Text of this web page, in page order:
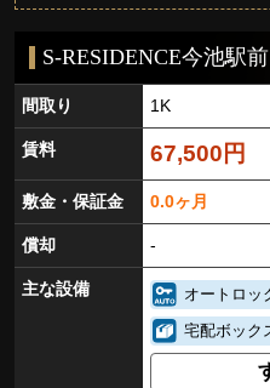
S-RESIDENCE今池駅
間取り 1K
賃料 67,500円
敷金・保証金 0.0ヶ月
償却 -
主な設備 オートロッ
宅配ボック